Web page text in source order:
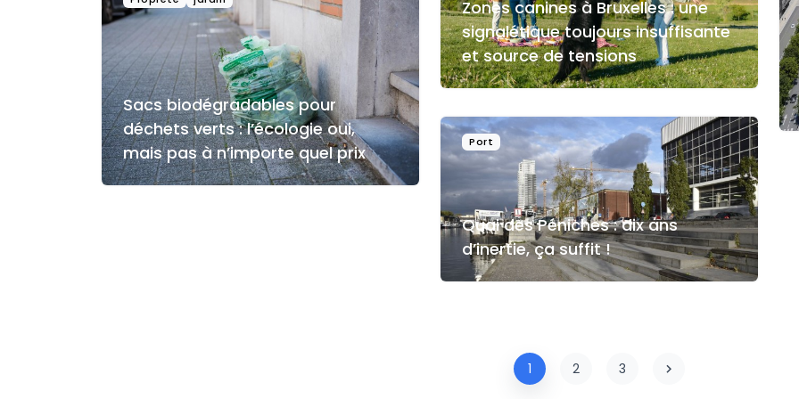
Zones canines à Bruxelles : une
signalétique toujours insuffisante
et source de tensions
Sacs biodégradables pour
déchets verts : l’écologie oui,
mais pas à n’importe quel prix
Port
Quai des Péniches : dix ans
d’inertie, ça suffit !
1 2 3